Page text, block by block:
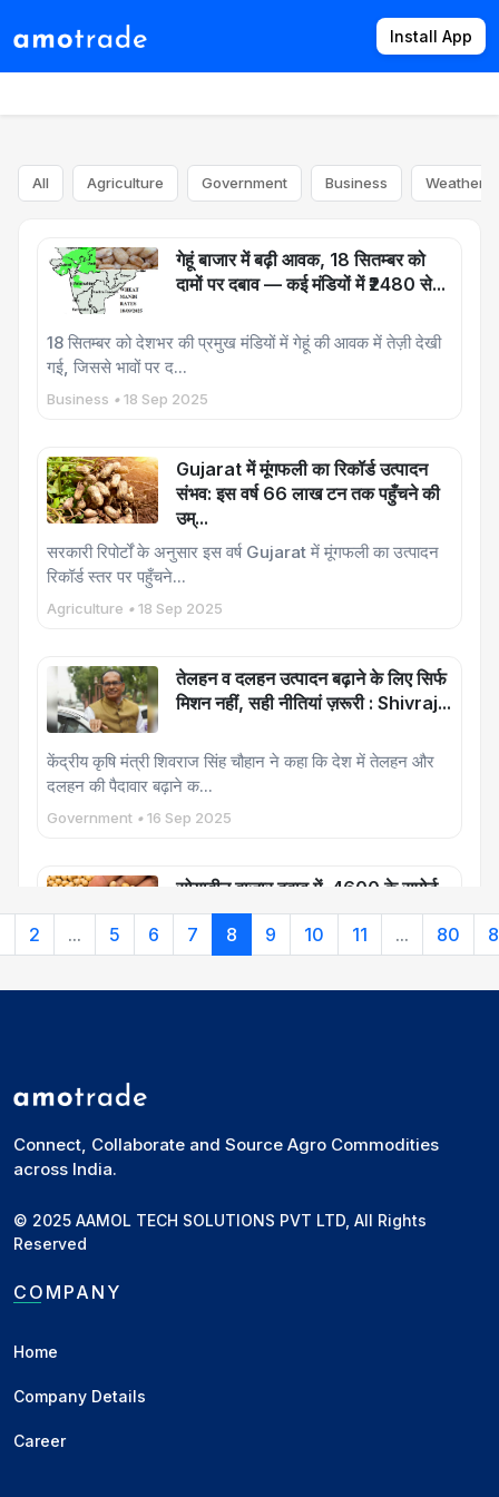
Install App
All Agriculture Government Business Weather
गेहूं बाजार में बढ़ी आवक, 18 सितम्बर को
दामों पर दबाव — कई मंडियों में ₹2480 से...
18 सितम्बर को देशभर की प्रमुख मंडियों में गेहूं की आवक में तेज़ी देखी
गई, जिससे भावों पर द...
Business •18 Sep 2025
Gujarat में मूंगफली का रिकॉर्ड उत्पादन
संभव: इस वर्ष 66 लाख टन तक पहुँचने की
उम्...
सरकारी रिपोर्टों के अनुसार इस वर्ष Gujarat में मूंगफली का उत्पादन
रिकॉर्ड स्तर पर पहुँचने...
Agriculture •18 Sep 2025
तेलहन व दलहन उत्पादन बढ़ाने के लिए सिर्फ
मिशन नहीं, सही नीतियां ज़रूरी : Shivraj...
केंद्रीय कृषि मंत्री शिवराज सिंह चौहान ने कहा कि देश में तेलहन और
दलहन की पैदावार बढ़ाने क...
Government •16 Sep 2025
सोयाबीन बाजार दबाव में, 4600 के सपोर्ट
पर टिके रहने की चुनौती
भाव गिर गए; कुछ दिन पहले जो...
पिछले सप्ताह मंडी मार्केट मीडिया ने अपनी रिपोर्ट और वीडियो में बताया
Business
Delhi में एमपी, यूपी और राजस्थान माल का भाव ₹2825/2830 रहा,
Business
2 ... 5 6 7 8 9 10 11 ... 80
Connect, Collaborate and Source Agro Commodities
across India.
© 2025 AAMOL TECH SOLUTIONS PVT LTD, All Rights
Reserved
COMPANY
Home
Company Details
Career